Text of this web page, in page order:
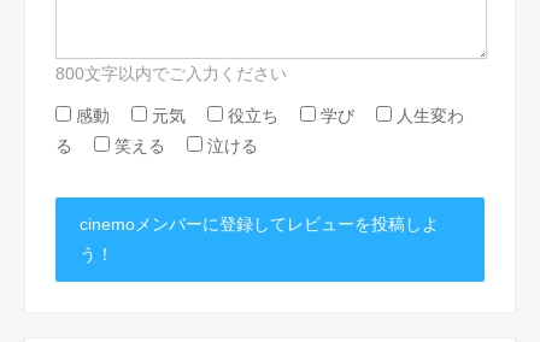
800文字以内でご入力ください
感動 元気 役立ち 学び
人生変わ
る
笑える 泣ける
cinemoメンバーに登録してレビューを投稿しよ
う！